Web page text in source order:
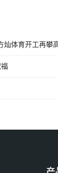
灿体育开工再攀